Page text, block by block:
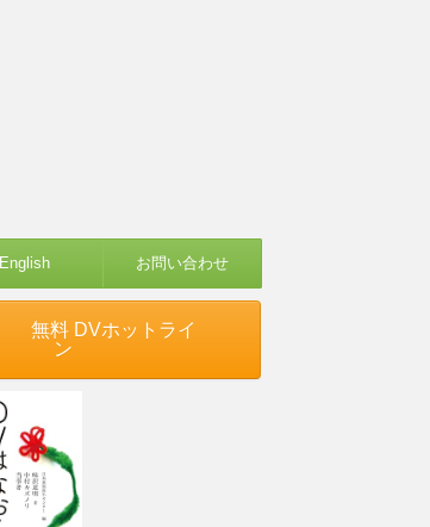
English お問い合わせ
無料 DVホットライ
ン